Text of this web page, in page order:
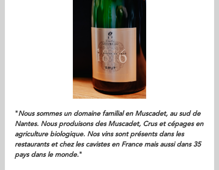
"Nous sommes un domaine familial en Muscadet, au sud de
Nantes. Nous produisons des Muscadet, Crus et cépages en
agriculture biologique. Nos vins sont présents dans les
restaurants et chez les cavistes en France mais aussi dans 35
pays dans le monde."